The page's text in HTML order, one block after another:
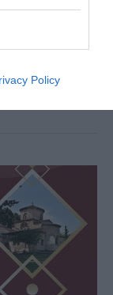
Policy
Εκκλησία,
και